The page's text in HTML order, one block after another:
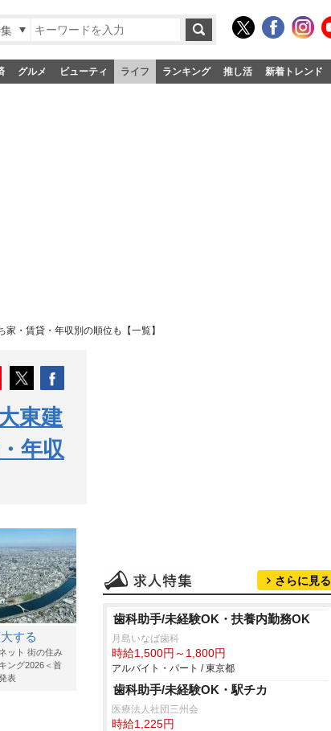
グルメ ビューティ ライフ ランキング 推し活 新着トレンド
・賃貸・年収別の順位も【一覧】
東建
年収
する
ット 街の住み
ング2026＜首
表
さらに見る
歯科助手/未経験OK・扶養内勤務OK
月島いなば歯科
時給1,500円～1,800円
アルバイト・パート / 東京都
歯科助手/未経験OK・駅チカ
医療法人社団三州会
時給1,225円